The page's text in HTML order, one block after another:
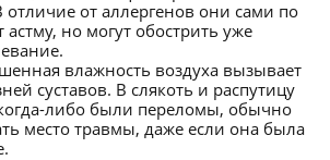
отличие от аллергенов они сами по
но могут обострить уже
влажность воздуха вызывает
суставов. В слякоть и распутицу
либо были переломы, обычно
место травмы, даже если она была